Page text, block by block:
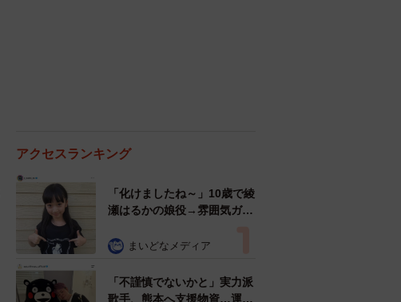
アクセスランキング
「化けましたね～」10歳で綾
瀬はるかの娘役→雰囲気ガラ
雰囲気が」「宝塚に入れそ
まいどなメディア
「不謹慎でないかと」実力派
歌手、熊本へ支援物資…運搬